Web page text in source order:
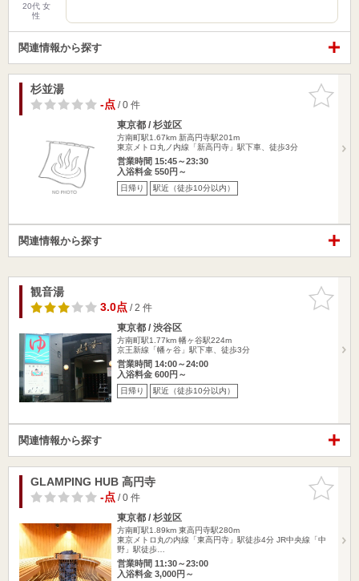
20代 女
性
関連情報から探す
お気に入
りに追加
杉並湯
-点/ 0 件
東京都 / 杉並区
方南町駅1.67km 新高円寺駅201m
東京メトロ丸ノ内線「新高円寺」駅下車、徒歩3分
営業時間 15:45～23:30
入浴料金 550円～
日帰り 駅近（徒歩10分以内）
関連情報から探す
お気に入
りに追加
観音湯
3.0点/ 2 件
東京都 / 渋谷区
方南町駅1.77km 幡ヶ谷駅224m
京王新線「幡ヶ谷」駅下車、徒歩3分
営業時間 14:00～24:00
入浴料金 600円～
日帰り 駅近（徒歩10分以内）
関連情報から探す
お気に入
りに追加
GLAMPING HUB 高円寺
-点/ 0 件
東京都 / 杉並区
方南町駅1.89km 東高円寺駅280m
東京メトロ丸の内線「東高円寺」駅徒歩4分 JR中央線「中
野」駅徒歩…
営業時間 11:30～23:00
入浴料金 3,000円～